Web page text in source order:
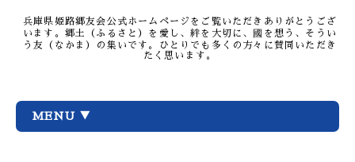
兵庫県姫路郷友会公式ホームページをご覧いただきありがとうござ
います。郷土（ふるさと）を愛し、絆を大切に、國を想う、そうい
う友（なかま）の集いです。ひとりでも多くの方々に賛同いただき
たく思います。
MENU ▼